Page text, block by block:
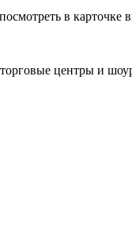
в карточке
центры и